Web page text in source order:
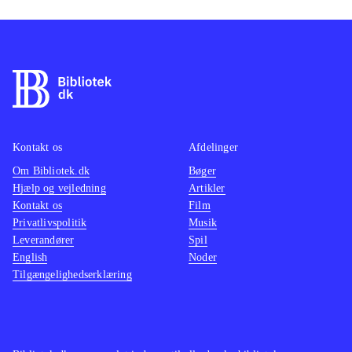
Kontakt os
Om Bibliotek.dk
Hjælp og vejledning
Kontakt os
Privatlivspolitik
Leverandører
English
Tilgængelighedserklæring
Afdelinger
Bøger
Artikler
Film
Musik
Spil
Noder